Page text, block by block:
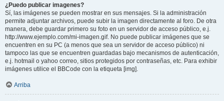
¿Puedo publicar imagenes?
Sí, las imágenes se pueden mostrar en sus mensajes. Si la administración
permite adjuntar archivos, puede subir la imagen directamente al foro. De otra
manera, debe guardar primero su foto en un servidor de acceso público, e.j.
http://www.ejemplo.com/mi-imagen.gif. No puede publicar imágenes que se
encuentren en su PC (a menos que sea un servidor de acceso público) ni
tampoco las que se encuentren guardadas bajo mecanismos de autenticación,
e.j. hotmail o yahoo correo, sitios protegidos por contraseñas, etc. Para exhibir
imágenes utilice el BBCode con la etiqueta [img].
Arriba